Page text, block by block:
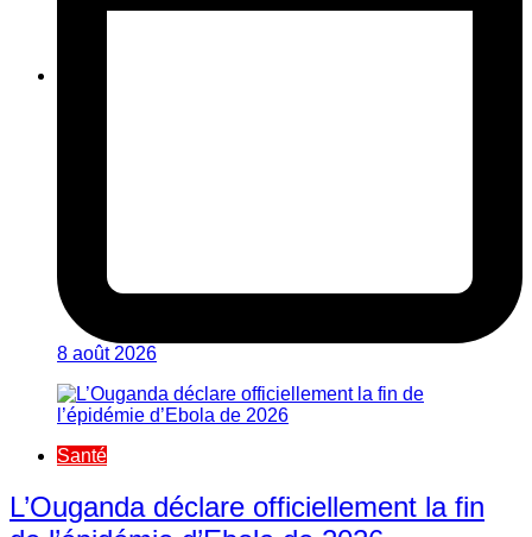
8 août 2026
Santé
L’Ouganda déclare officiellement la fin